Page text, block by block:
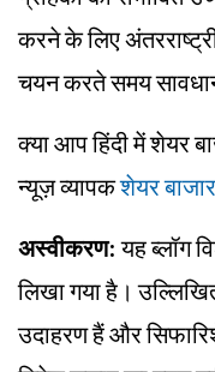
करने के लिए
चयन करते समय
क्या आप हिंदी में शेयर
न्यूज़ व्यापकशेयर
अस्वीकरण:यह ब्लॉग
लिखा गया है।
उदाहरण हैं और